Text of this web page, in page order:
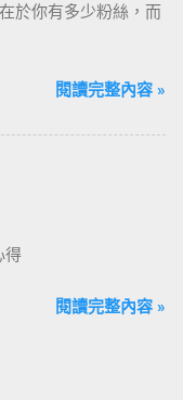
於你有多少粉絲，而
閱讀完整內容 »
得
閱讀完整內容 »